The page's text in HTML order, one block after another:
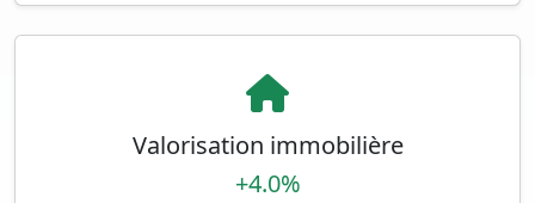
Valorisation immobilière
+4.0%